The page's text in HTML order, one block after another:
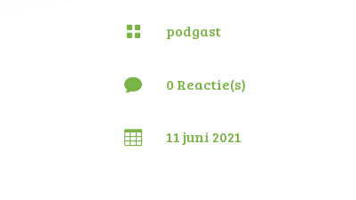
 podgast
 0 Reactie(s)
 11 juni 2021